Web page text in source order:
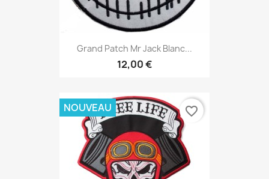
Grand Patch Mr Jack Blanc...
12,00 €
NOUVEAU favorite_border